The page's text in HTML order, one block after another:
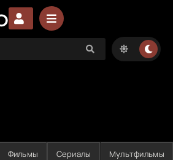
Фильмы Сериалы Мультфильмы